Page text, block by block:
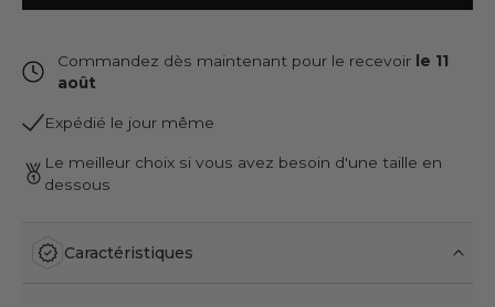
Commandez dès maintenant pour le recevoir le 11
août
Expédié le jour même
Le meilleur choix si vous avez besoin d'une taille en
dessous
Caractéristiques